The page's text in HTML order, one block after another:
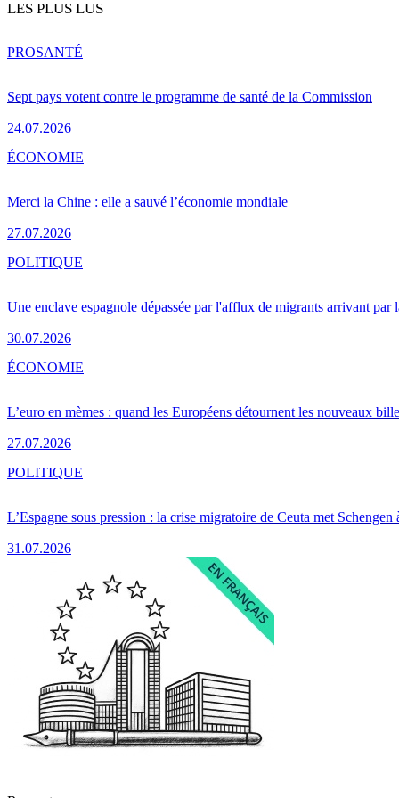
LES PLUS LUS
Sept pays votent contre le programme de santé de la Commission
24.07.2026
PROSANTÉ
Merci la Chine : elle a sauvé l’économie mondiale
27.07.2026
ÉCONOMIE
Une enclave espagnole dépassée par l'afflux de migrants arrivant par
30.07.2026
POLITIQUE
L’euro en mèmes : quand les Européens détournent les nouveaux
27.07.2026
ÉCONOMIE
L’Espagne sous pression : la crise migratoire de Ceuta met Schengen
31.07.2026
POLITIQUE